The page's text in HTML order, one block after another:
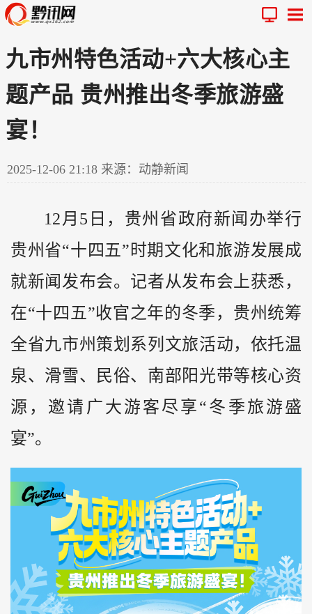
九市州特色活动+六大核心主
题产品 贵州推出冬季旅游盛
宴！
2025-12-06 21:18 来源：动静新闻
12月5日， 贵州 省政府新闻办举行
贵州省“十四五”时期文化和旅游发展成
就新闻发布会。记者从发布会上获悉，
在“十四五”收官之年的冬季，贵州统筹
全省九市州策划系列文旅活动，依托温
泉、滑雪、民俗、南部阳光带等核心资
源，邀请广大游客尽享“冬季旅游盛
宴”。